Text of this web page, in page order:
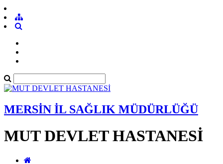
MERSİN İL SAĞLIK MÜDÜRLÜĞÜ
MUT DEVLET HASTANESİ